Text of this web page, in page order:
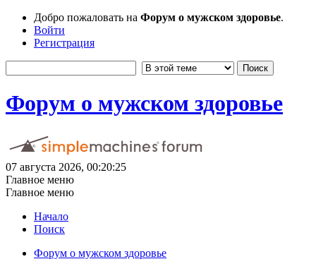
Добро пожаловать на Форум о мужском здоровье.
Войти
Регистрация
Форум о мужском здоровье
07 августа 2026, 00:20:25
Главное меню
Главное меню
Начало
Поиск
Форум о мужском здоровье